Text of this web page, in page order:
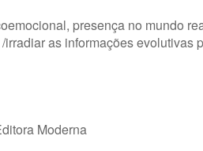
presença no mundo
as informações evolutivas
Moderna